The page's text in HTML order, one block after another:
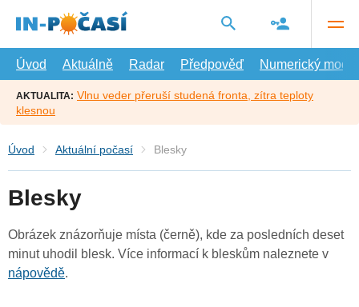
hlavní
Úvod
Aktuálně Radar Předpověď Numerický model
AKTUALITA: Vlnu veder přeruší studená fronta, zítra teploty
klesnou
Úvod Aktuální počasí Blesky
Blesky
Obrázek znázorňuje místa (černě), kde za posledních deset
minut uhodil blesk. Více informací k bleskům naleznete v
nápovědě.